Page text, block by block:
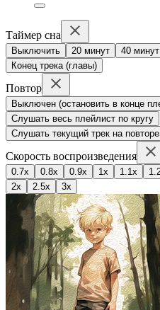
Таймер сна
Выключить 20 минут 40 минут
Конец трека (главы)
Повтор
Выключен (остановить в конце
Слушать весь плейлист по кругу
Слушать текущий трек на повторе
Скорость воспроизведения
0.7x 0.8x 0.9x 1x 1.1x
2x
2.5x 3x